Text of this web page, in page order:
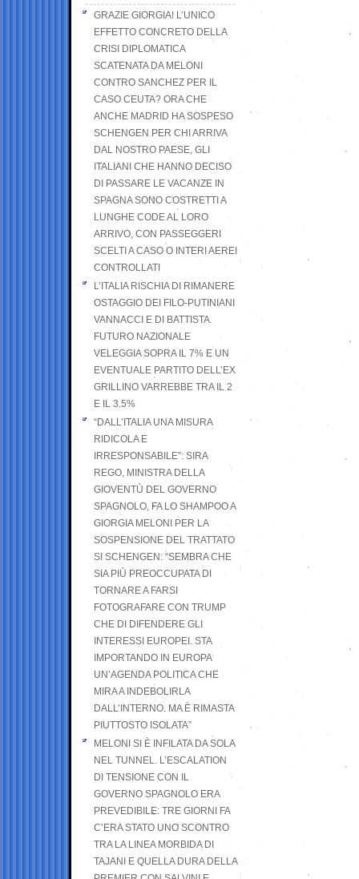
GRAZIE GIORGIA! L’UNICO
EFFETTO CONCRETO DELLA
CRISI DIPLOMATICA
SCATENATA DA MELONI
CONTRO SANCHEZ PER IL
CASO CEUTA? ORA CHE
ANCHE MADRID HA SOSPESO
SCHENGEN PER CHI ARRIVA
DAL NOSTRO PAESE, GLI
ITALIANI CHE HANNO DECISO
DI PASSARE LE VACANZE IN
SPAGNA SONO COSTRETTI A
LUNGHE CODE AL LORO
ARRIVO, CON PASSEGGERI
SCELTI A CASO O INTERI AEREI
CONTROLLATI
L’ITALIA RISCHIA DI RIMANERE
OSTAGGIO DEI FILO-PUTINIANI
VANNACCI E DI BATTISTA.
FUTURO NAZIONALE
VELEGGIA SOPRA IL 7% E UN
EVENTUALE PARTITO DELL’EX
GRILLINO VARREBBE TRA IL 2
E IL 3.5%
“DALL’ITALIA UNA MISURA
RIDICOLA E
IRRESPONSABILE”: SIRA
REGO, MINISTRA DELLA
GIOVENTÙ DEL GOVERNO
SPAGNOLO, FA LO SHAMPOO A
GIORGIA MELONI PER LA
SOSPENSIONE DEL TRATTATO
SI SCHENGEN: “SEMBRA CHE
SIA PIÙ PREOCCUPATA DI
TORNARE A FARSI
FOTOGRAFARE CON TRUMP
CHE DI DIFENDERE GLI
INTERESSI EUROPEI. STA
IMPORTANDO IN EUROPA
UN’AGENDA POLITICA CHE
MIRA A INDEBOLIRLA
DALL’INTERNO. MA È RIMASTA
PIUTTOSTO ISOLATA”
MELONI SI È INFILATA DA SOLA
NEL TUNNEL. L’ESCALATION
DI TENSIONE CON IL
GOVERNO SPAGNOLO ERA
PREVEDIBILE: TRE GIORNI FA
C’ERA STATO UNO SCONTRO
TRA LA LINEA MORBIDA DI
TAJANI E QUELLA DURA DELLA